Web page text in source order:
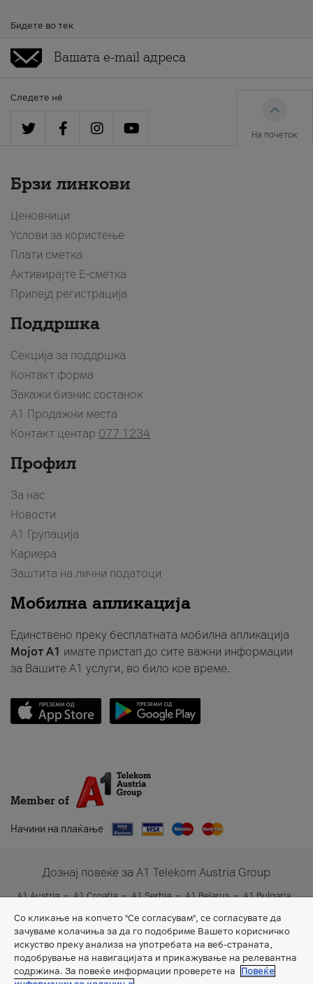
Бидете во тек
Следете нè
На почеток
Брзи линкови
Ценовници
Услови за користење
Плати сметка
Активирајте Е-сметка
Припејд регистрација
Поддршка
Секција за поддршка
Контакт форма
Закажи бизнис состанок
A1 Продажни места
Контакт центар 077 1234
Профил
За нас
Новости
А1 Групација
Кариера
Заштита на лични податоци
Мобилна апликација
Единствено преку бесплатната мобилна апликација
Мојот A1 имате пристап до сите важни информации
за Вашите A1 услуги, во било кое време.
Member of
Начини на плаќање
Дознај повеќе за A1 Telekom Austria Group
A1 Austria A1 Croatia A1 Serbia A1 Belarus
A1 Bulgaria
Со кликање на копчето "Се согласувам", се согласувате да
зачуваме колачиња за да го подобриме Вашето корисничко
искуство преку анализа на употребата на веб-страната,
подобрување на навигацијата и прикажување на релевантна
содржина. За повеќе информации проверете на
Повеќе